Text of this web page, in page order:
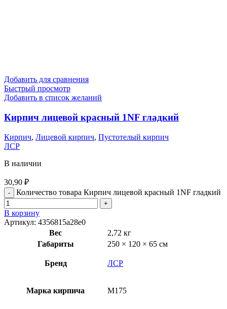
Добавить для сравнения
Быстрый просмотр
Добавить в список желаний
Кирпич лицевой красный 1NF гладкий
Кирпич, Лицевой кирпич, Пустотелый кирпич
ЛСР
В наличии
30,90 ₽
Количество товара Кирпич лицевой красный 1NF гладкий
В корзину
Артикул: 4356815a28e0
Вес
2,72 кг
Габариты
250 × 120 × 65 см
Бренд ЛСР
Марка кирпича М175